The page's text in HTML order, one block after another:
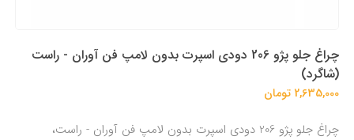
چراغ جلو پژو 206 دودی اسپرت بدون لامپ فن آوران - راست
(شاگرد)
2,635,000 تومان
چراغ جلو پژو 206 دودی اسپرت بدون لامپ فن آوران - راست،